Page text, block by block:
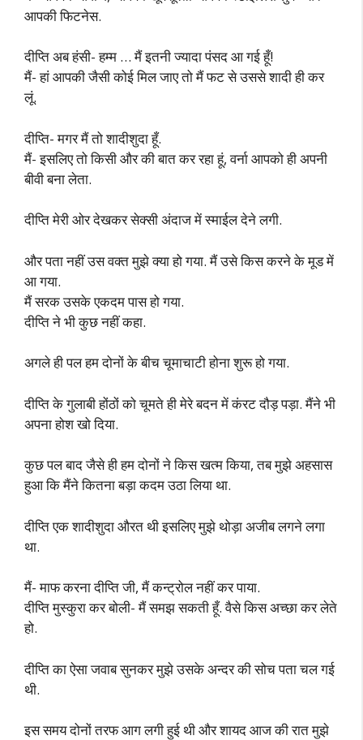
आपकी फिटनेस.
दीप्ति अब हंसी- हम्म … मैं इतनी ज्यादा पंसद आ गई हूँ!
मैं- हां आपकी जैसी कोई मिल जाए तो मैं फट से उससे शादी ही कर
लूं.
दीप्ति- मगर मैं तो शादीशुदा हूँ.
मैं- इसलिए तो किसी और की बात कर रहा हूं, वर्ना आपको ही अपनी
बीवी बना लेता.
दीप्ति मेरी ओर देखकर सेक्सी अंदाज में स्माईल देने लगी.
और पता नहीं उस वक्त मुझे क्या हो गया. मैं उसे किस करने के मूड में
आ गया.
मैं सरक उसके एकदम पास हो गया.
दीप्ति ने भी कुछ नहीं कहा.
अगले ही पल हम दोनों के बीच चूमाचाटी होना शुरू हो गया.
दीप्ति के गुलाबी होंठों को चूमते ही मेरे बदन में कंरट दौड़ पड़ा. मैंने भी
अपना होश खो दिया.
कुछ पल बाद जैसे ही हम दोनों ने किस खत्म किया, तब मुझे अहसास
हुआ कि मैंने कितना बड़ा कदम उठा लिया था.
दीप्ति एक शादीशुदा औरत थी इसलिए मुझे थोड़ा अजीब लगने लगा
था.
मैं- माफ करना दीप्ति जी, मैं कन्ट्रोल नहीं कर पाया.
दीप्ति मुस्कुरा कर बोली- मैं समझ सकती हूँ. वैसे किस अच्छा कर लेते
हो.
दीप्ति का ऐसा जवाब सुनकर मुझे उसके अन्दर की सोच पता चल गई
थी.
इस समय दोनों तरफ आग लगी हुई थी और शायद आज की रात मुझे